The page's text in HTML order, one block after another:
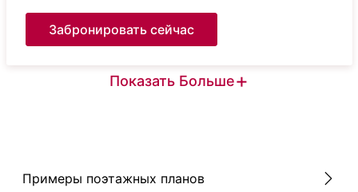
Забронировать сейчас
Показать Больше+
Примеры поэтажных планов